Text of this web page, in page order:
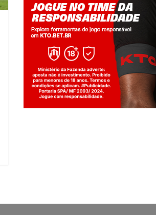
Jogue com responsabilidade. 18+